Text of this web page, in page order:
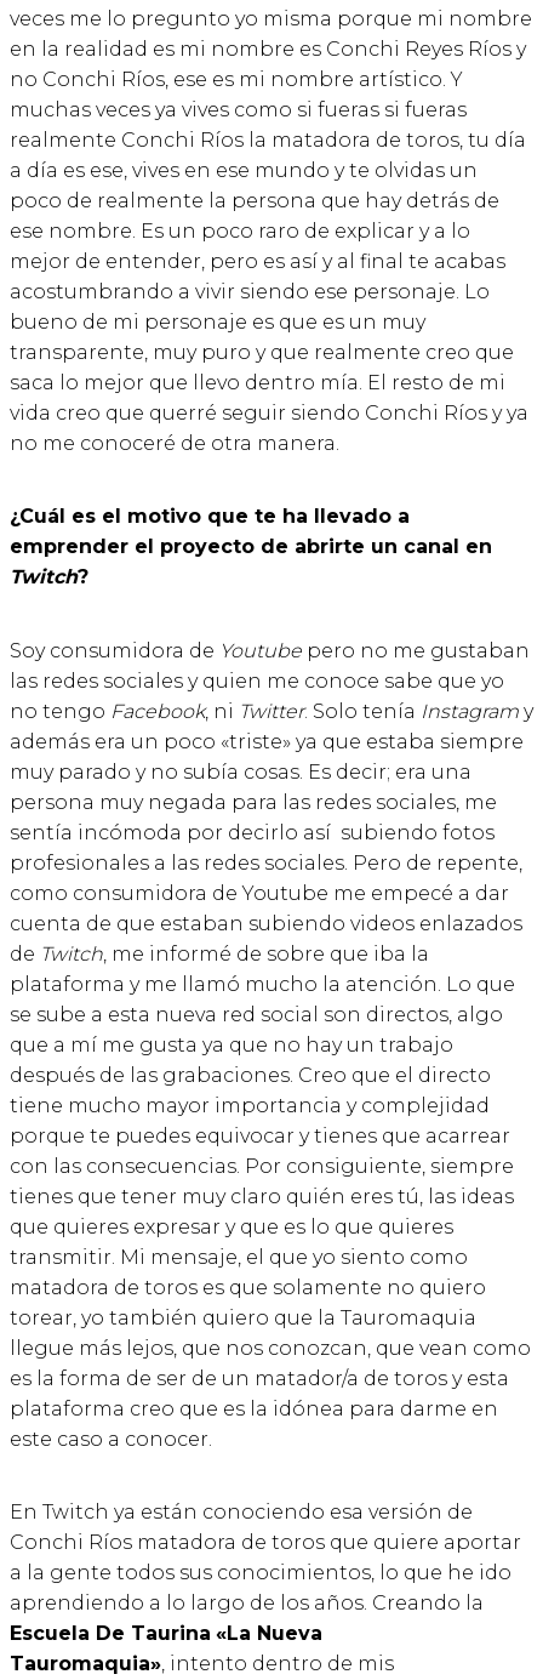
veces me lo pregunto yo misma porque mi nombre
en la realidad es mi nombre es Conchi Reyes Ríos y
no Conchi Ríos, ese es mi nombre artístico. Y
muchas veces ya vives como si fueras si fueras
realmente Conchi Ríos la matadora de toros, tu día
a día es ese, vives en ese mundo y te olvidas un
poco de realmente la persona que hay detrás de
ese nombre. Es un poco raro de explicar y a lo
mejor de entender, pero es así y al final te acabas
acostumbrando a vivir siendo ese personaje. Lo
bueno de mi personaje es que es un muy
transparente, muy puro y que realmente creo que
saca lo mejor que llevo dentro mía. El resto de mi
vida creo que querré seguir siendo Conchi Ríos y ya
no me conoceré de otra manera.
¿Cuál es el motivo que te ha llevado a
emprender el proyecto de abrirte un canal en
Twitch?
Soy consumidora de Youtube pero no me gustaban
las redes sociales y quien me conoce sabe que yo
no tengo Facebook, ni Twitter. Solo tenía Instagram y
además era un poco «triste» ya que estaba siempre
muy parado y no subía cosas. Es decir; era una
persona muy negada para las redes sociales, me
sentía incómoda por decirlo así subiendo fotos
profesionales a las redes sociales. Pero de repente,
como consumidora de Youtube me empecé a dar
cuenta de que estaban subiendo videos enlazados
de Twitch , me informé de sobre que iba la
plataforma y me llamó mucho la atención. Lo que
se sube a esta nueva red social son directos, algo
que a mí me gusta ya que no hay un trabajo
después de las grabaciones. Creo que el directo
tiene mucho mayor importancia y complejidad
porque te puedes equivocar y tienes que acarrear
con las consecuencias. Por consiguiente, siempre
tienes que tener muy claro quién eres tú, las ideas
que quieres expresar y que es lo que quieres
transmitir. Mi mensaje, el que yo siento como
matadora de toros es que solamente no quiero
torear, yo también quiero que la Tauromaquia
llegue más lejos, que nos conozcan, que vean como
es la forma de ser de un matador/a de toros y esta
plataforma creo que es la idónea para darme en
este caso a conocer.
En Twitch ya están conociendo esa versión de
Conchi Ríos matadora de toros que quiere aportar
a la gente todos sus conocimientos, lo que he ido
aprendiendo a lo largo de los años. Creando la
Escuela De Taurina «La Nueva
Tauromaquia», intento dentro de mis